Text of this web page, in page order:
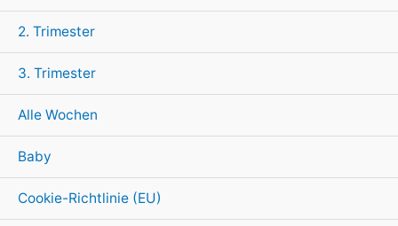
2. Trimester
3. Trimester
Alle Wochen
Baby
Cookie-Richtlinie (EU)